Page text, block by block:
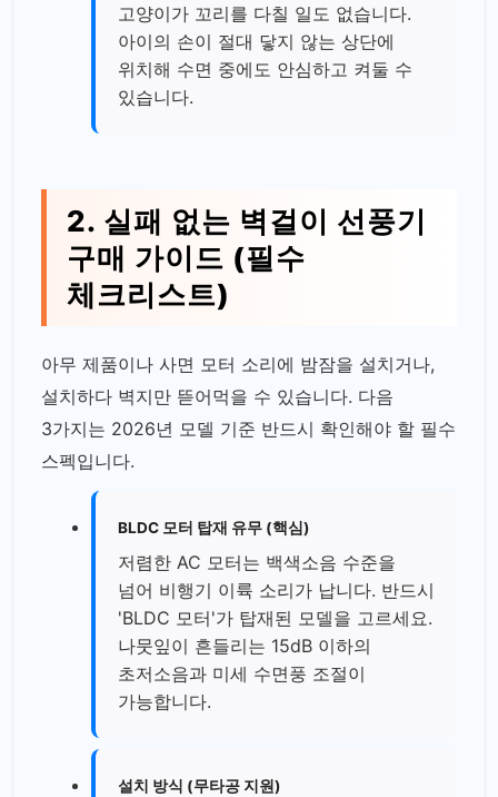
고양이가 꼬리를 다칠 일도 없습니다.
아이의 손이 절대 닿지 않는 상단에
위치해 수면 중에도 안심하고 켜둘 수
있습니다.
2. 실패 없는 벽걸이 선풍기
구매 가이드 (필수
체크리스트)
아무 제품이나 사면 모터 소리에 밤잠을 설치거나,
설치하다 벽지만 뜯어먹을 수 있습니다. 다음
3가지는 2026년 모델 기준 반드시 확인해야 할 필수
스펙입니다.
BLDC 모터 탑재 유무 (핵심)
저렴한 AC 모터는 백색소음 수준을
넘어 비행기 이륙 소리가 납니다. 반드시
'BLDC 모터'가 탑재된 모델을 고르세요.
나뭇잎이 흔들리는 15dB 이하의
초저소음과 미세 수면풍 조절이
가능합니다.
설치 방식 (무타공 지원)